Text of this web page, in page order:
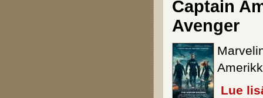
Captain
Avenger
Lue